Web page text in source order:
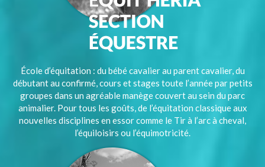
École d’équitation : du bébé cavalier au parent cavalier, du
débutant au confirmé, cours et stages toute l’année par petits
groupes dans un agréable manège couvert au sein du parc
animalier. Pour tous les goûts, de l’équitation classique aux
nouvelles disciplines en essor comme le Tir à l’arc à cheval,
l’équiloisirs ou l’équimotricité.